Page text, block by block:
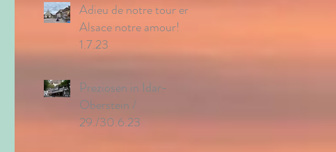
Adieu de notre tour en
Alsace notre amour!
1.7.23
Preziosen in Idar-
Oberstein /
29./30.6.23